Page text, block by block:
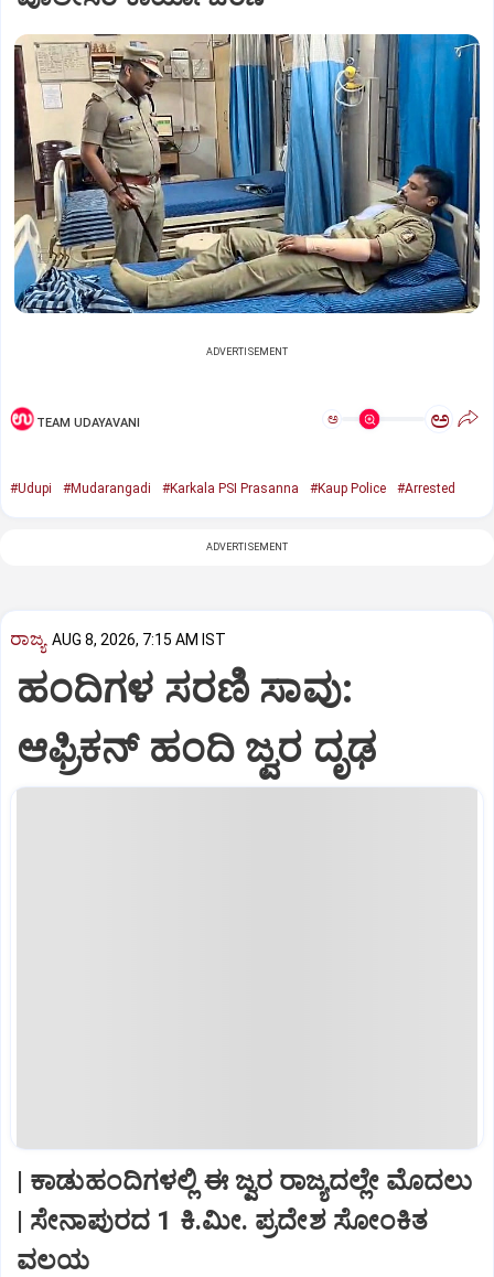
ADVERTISEMENT
TEAM UDAYAVANI ಅ ಅ
#Udupi #Mudarangadi #Karkala PSI Prasanna #Kaup Police #Arrested
ADVERTISEMENT
ರಾಜ್ಯ AUG 8, 2026, 7:15 AM IST
ಹಂದಿಗಳ ಸರಣಿ ಸಾವು:
ಆಫ್ರಿಕನ್‌ ಹಂದಿ ಜ್ವರ ದೃಢ
| ಕಾಡುಹಂದಿಗಳಲ್ಲಿ ಈ ಜ್ವರ ರಾಜ್ಯದಲ್ಲೇ ಮೊದಲು
| ಸೇನಾಪುರದ 1 ಕಿ.ಮೀ. ಪ್ರದೇಶ ಸೋಂಕಿತ
ವಲಯ